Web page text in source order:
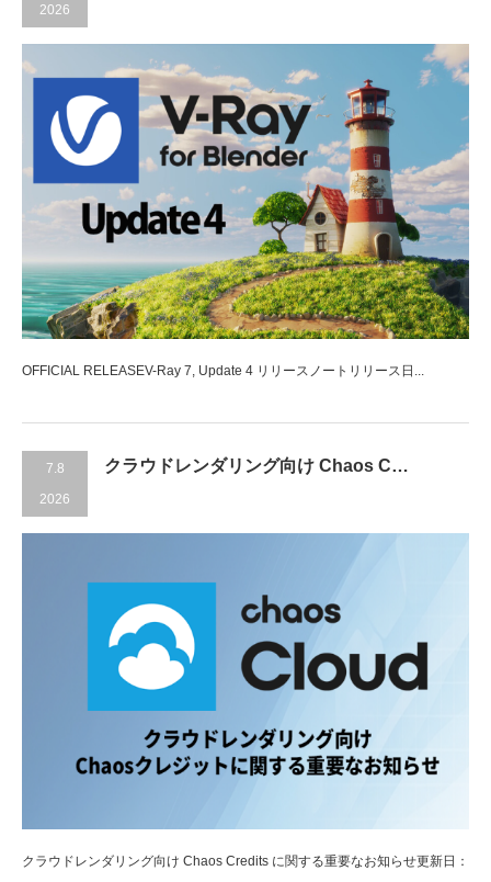
2026
OFFICIAL RELEASEV-Ray 7, Update 4 リリースノートリリース日...
7.8
2026
クラウドレンダリング向け Chaos C…
クラウドレンダリング向け Chaos Credits に関する重要なお知らせ更新日：